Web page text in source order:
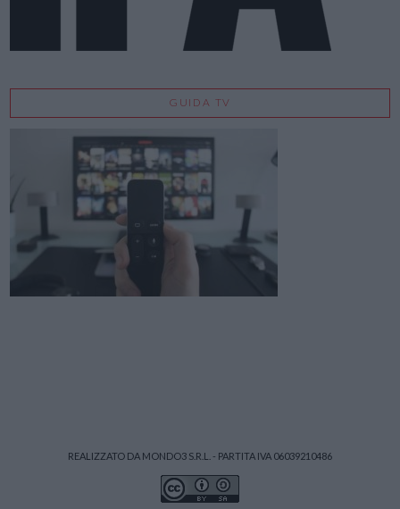
GUIDA TV
REALIZZATO DA MONDO3 S.R.L. - PARTITA IVA 06039210486